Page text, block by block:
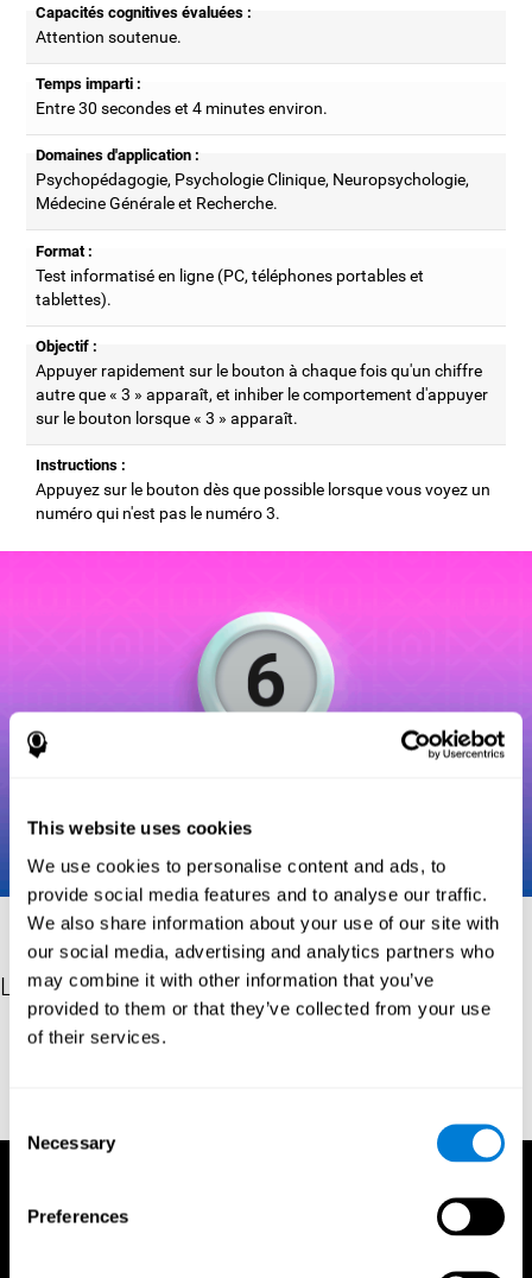
This website uses cookies
We use cookies to personalise content and ads, to
provide social media features and to analyse our traffic.
We also share information about your use of our site with
our social media, advertising and analytics partners who
may combine it with other information that you’ve
provided to them or that they’ve collected from your use
of their services.
Selection
Necessary
Preferences
Capacités cognitives évaluées :
Attention soutenue.
Temps imparti :
Entre 30 secondes et 4 minutes environ.
Domaines d'application :
Psychopédagogie, Psychologie Clinique, Neuropsychologie,
Médecine Générale et Recherche.
Format :
Test informatisé en ligne (PC, téléphones portables et
tablettes).
Objectif :
Appuyer rapidement sur le bouton à chaque fois qu'un chiffre
autre que « 3 » apparaît, et inhiber le comportement d'appuyer
sur le bouton lorsque « 3 » apparaît.
Instructions :
Appuyez sur le bouton dès que possible lorsque vous voyez un
numéro qui n'est pas le numéro 3.
Les références
Robertson, I.H., Manly, T., Andrade, J., Baddeley, B.T., Yiend, J.